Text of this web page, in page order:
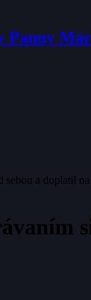
Panny
a doplatil